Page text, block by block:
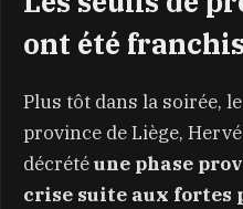
ont été franchis
Plus tôt dans la soirée,
province de Liège,
décrétéune phase
crise suite aux